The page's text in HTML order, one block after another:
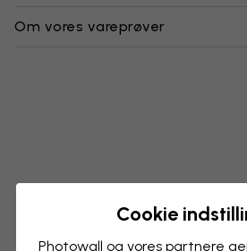
Om vores vareprøver
Cookie
Photowall og vores partnere